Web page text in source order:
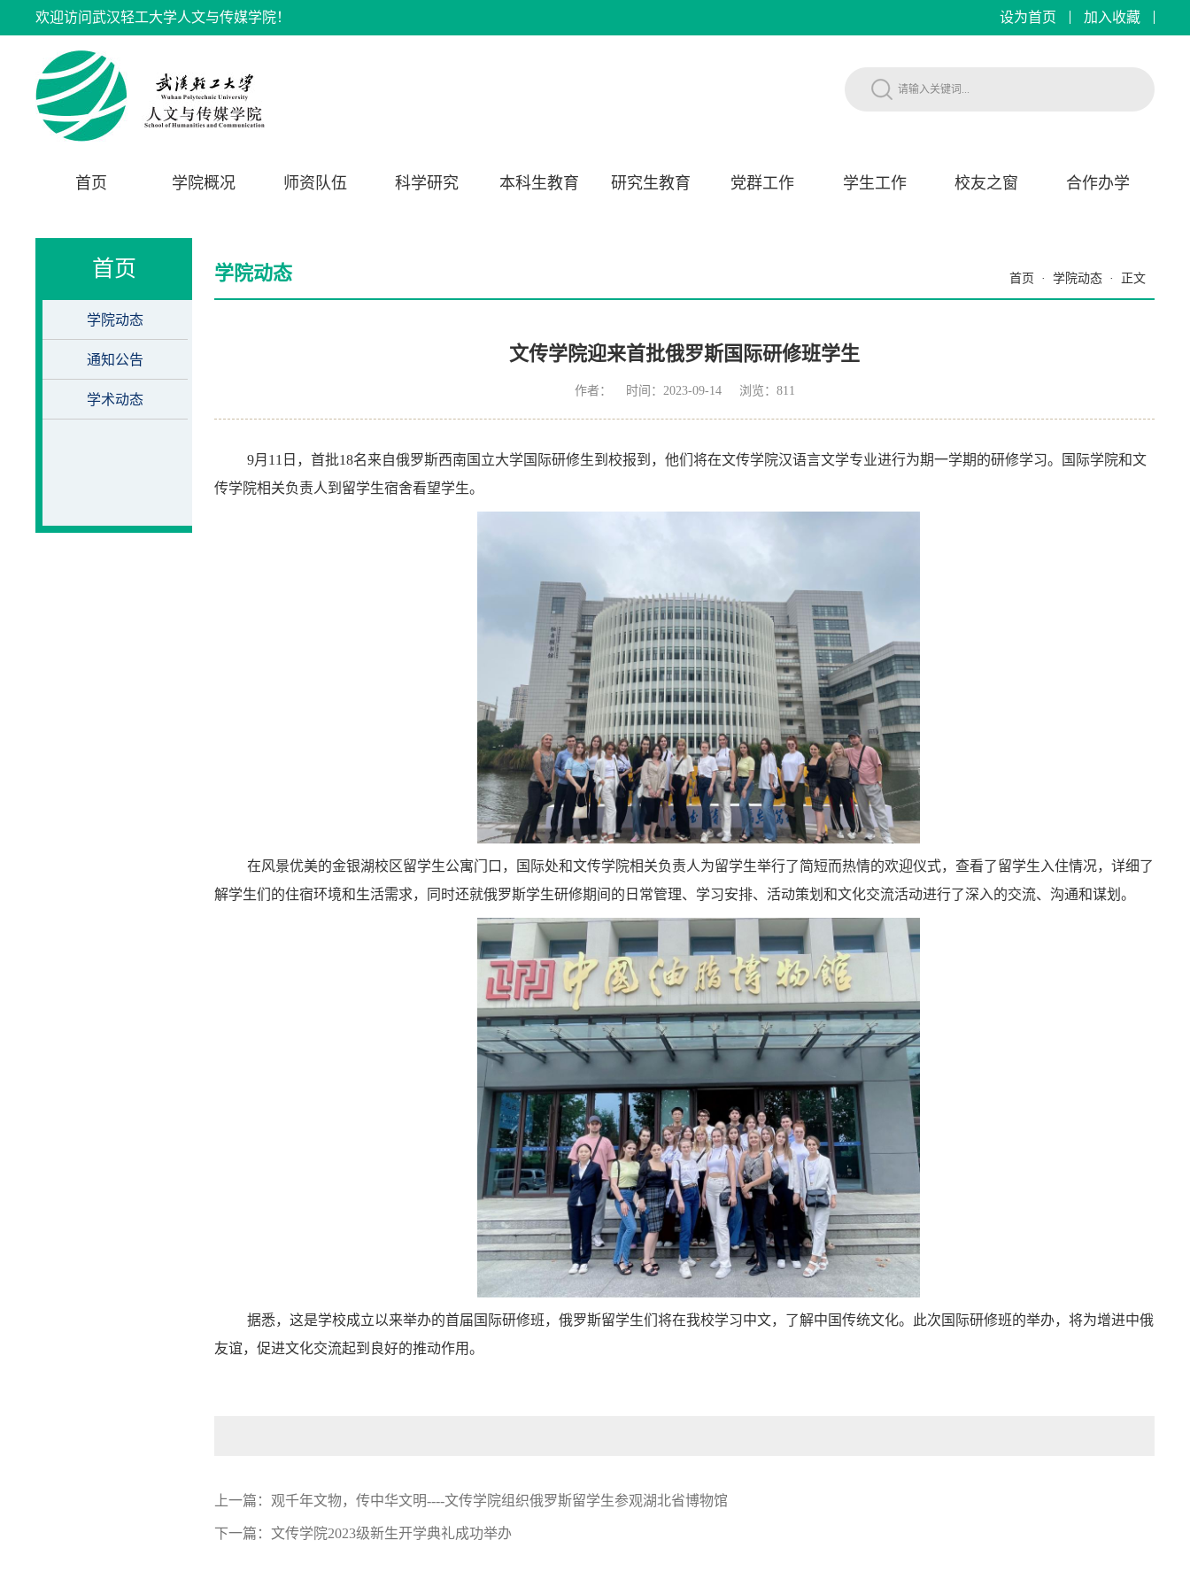
欢迎访问武汉轻工大学人文与传媒学院！ 设为首页 加入收藏
首页 学院概况 师资队伍 科学研究 本科生教育 研究生教育 党群工作 学生工作 校友之窗 合作办学
首页
学院动态
通知公告
学术动态
学院动态 首页 · 学院动态 · 正文
文传学院迎来首批俄罗斯国际研修班学生
作者： 时间：2023-09-14 浏览： 811
9月 11 日，首批18名来自俄罗斯西南国立大学国际研修生到校报到，他们将在文传学院汉语言文学专业进行为期一学期的研修学习。国际学院和文
传学院相关负责人到留学生宿舍看望学生。
在风景优美的金银湖校区留学生公寓门口，国际处和文传学院相关负责人为留学生举行了简短而热情的欢迎仪式，查看了留学生入住情况，详细了
解学生们的住宿环境和生活需求，同时还就俄罗斯学生研修期间的日常管理、学习安排、活动策划和文化交流活动进行了深入的交流、沟通和谋划。
据悉，这是学校成立以来举办的首届国际研修班，俄罗斯留学生们将在我校学习中文，了解中国传统文化。此次国际研修班的举办，将为增进中俄
友谊，促进文化交流起到良好的推动作用。
上一篇：观千年文物，传中华文明----文传学院组织俄罗斯留学生参观湖北省博物馆
下一篇：文传学院2023级新生开学典礼成功举办